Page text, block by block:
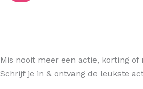
Mis nooit meer een actie, korting of
Schrijf je in & ontvang de leukste